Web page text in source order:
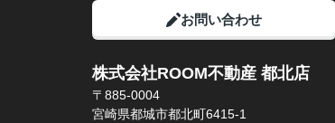
お問い合わせ
株式会社ROOM不動産 都北店
〒885-0004
宮崎県都城市都北町6415-1